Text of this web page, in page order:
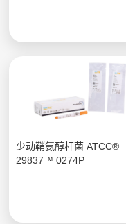
少动鞘氨醇杆菌 ATCC®
29837™ 0274P